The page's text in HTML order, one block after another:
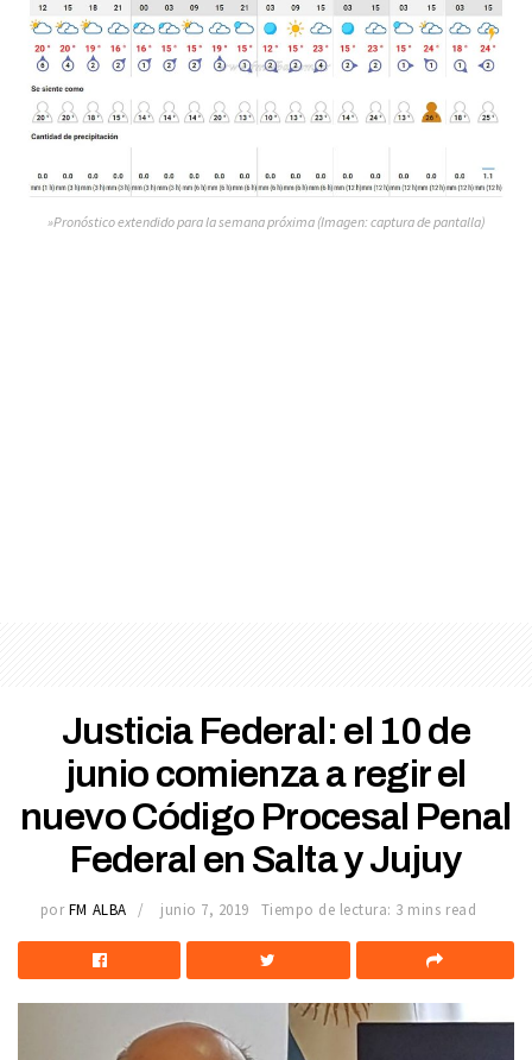
»Pronóstico extendido para la semana próxima (Imagen: captura de pantalla)
Justicia Federal: el 10 de
junio comienza a regir el
nuevo Código Procesal Penal
Federal en Salta y Jujuy
por FM ALBA junio 7, 2019 Tiempo de lectura: 3 mins read